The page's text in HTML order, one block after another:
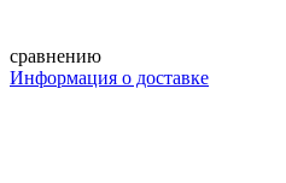
сравнению
Информация о доставке